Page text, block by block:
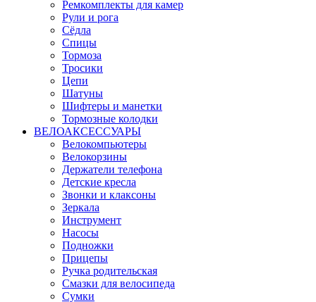
Ремкомплекты для камер
Рули и рога
Сёдла
Спицы
Тормоза
Тросики
Цепи
Шатуны
Шифтеры и манетки
Тормозные колодки
ВЕЛОАКСЕССУАРЫ
Велокомпьютеры
Велокорзины
Держатели телефона
Детские кресла
Звонки и клаксоны
Зеркала
Инструмент
Насосы
Подножки
Прицепы
Ручка родительская
Смазки для велосипеда
Сумки